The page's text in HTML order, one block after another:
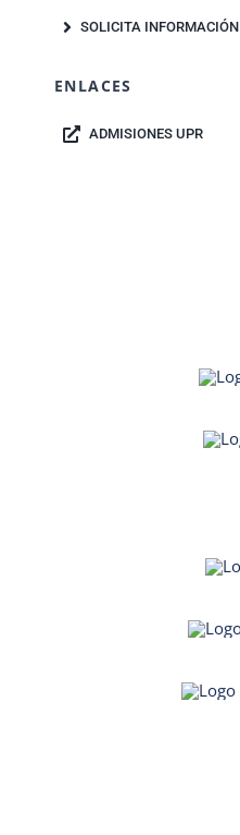
SOLICITA INFORMACIÓN
ENLACES
ADMISIONES UPR